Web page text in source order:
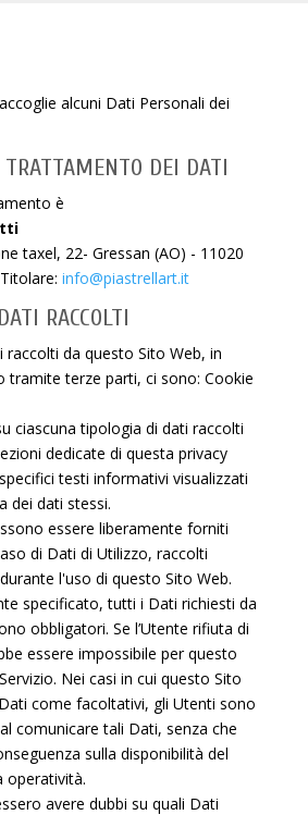
alcuni Dati Personali dei
DEI DATI
è
taxel, 22- Gressan (AO) - 11020
info@piastrellart.it
RACCOLTI
raccolti da questo Sito Web, in
terze parti, ci sono: Cookie
ciascuna tipologia di dati raccolti
dedicate di questa privacy
testi informativi visualizzati
dei dati stessi.
essere liberamente forniti
di Dati di Utilizzo, raccolti
l'uso di questo Sito Web.
specificato, tutti i Dati richiesti da
obbligatori. Se l’Utente rifiuta di
essere impossibile per questo
Nei casi in cui questo Sito
come facoltativi, gli Utenti sono
comunicare tali Dati, senza che
sulla disponibilità del
operatività.
avere dubbi su quali Dati